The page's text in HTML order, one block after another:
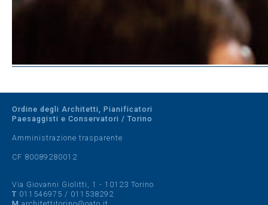
Ordine degli Architetti, Pianificatori
Paesaggisti e Conservatori / Torino
Amministrazione trasparente
CF 80089280012
Via Giovanni Giolitti, 1 - 10123 Torino
T 011546975 / 011538292